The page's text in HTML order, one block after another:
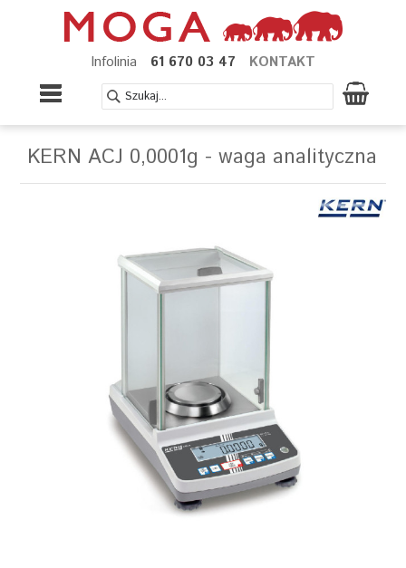
Infolinia 61 670 03 47 KONTAKT
KERN ACJ 0,0001g - waga analityczna